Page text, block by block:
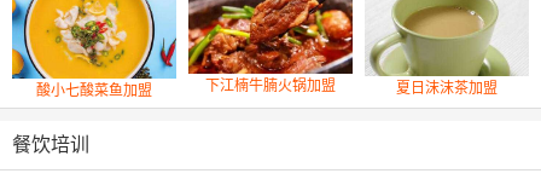
酸小七酸菜鱼加盟 下江楠牛腩火锅加盟 夏日沫沫茶加盟
餐饮培训